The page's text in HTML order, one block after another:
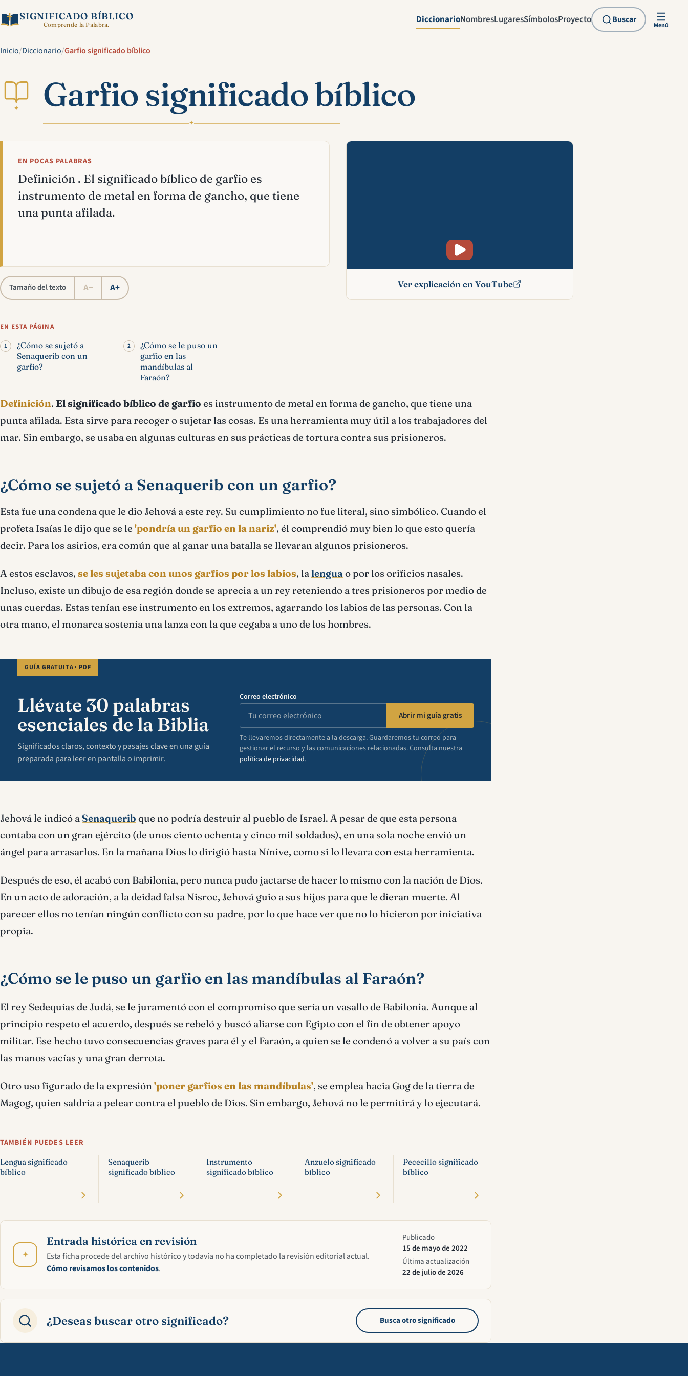
SIGNIFICADO BÍBLICO
Comprende la Palabra. DiccionarioNombresLugaresSímbolosProyecto Buscar
Menú
Inicio/Diccionario/Garfio significado bíblico
✦ Garfio significado bíblico
✦
EN POCAS PALABRAS
Definición . El significado bíblico de garfio es
instrumento de metal en forma de gancho, que tiene
una punta afilada.
Tamaño del texto A− A+
Mira esta explicación en vídeo
Ver explicación en YouTube
EN ESTA PÁGINA
¿Cómo se sujetó a
Senaquerib con un
garfio?
¿Cómo se le puso un
garfio en las
mandíbulas al
Faraón?
Definición. El significado bíblico de garfio es instrumento de metal en forma de gancho, que tiene una
punta afilada. Esta sirve para recoger o sujetar las cosas. Es una herramienta muy útil a los trabajadores del
mar. Sin embargo, se usaba en algunas culturas en sus prácticas de tortura contra sus prisioneros.
¿Cómo se sujetó a Senaquerib con un garfio?
Esta fue una condena que le dio Jehová a este rey. Su cumplimiento no fue literal, sino simbólico. Cuando el
profeta Isaías le dijo que se le 'pondría un garfio en la nariz', él comprendió muy bien lo que esto quería
decir. Para los asirios, era común que al ganar una batalla se llevaran algunos prisioneros.
A estos esclavos, se les sujetaba con unos garfios por los labios, lalenguao por los orificios nasales.
Incluso, existe un dibujo de esa región donde se aprecia a un rey reteniendo a tres prisioneros por medio de
unas cuerdas. Estas tenían ese instrumento en los extremos, agarrando los labios de las personas. Con la
otra mano, el monarca sostenía una lanza con la que cegaba a uno de los hombres.
GUÍA GRATUITA · PDF
Llévate 30 palabras
esenciales de la Biblia
Significados claros, contexto y pasajes clave en una guía
preparada para leer en pantalla o imprimir.
Correo electrónico
Abrir mi guía gratis
Te llevaremos directamente a la descarga. Guardaremos tu correo para
gestionar el recurso y las comunicaciones relacionadas. Consulta nuestra
política de privacidad.
Jehová le indicó a Senaquerib que no podría destruir al pueblo de Israel. A pesar de que esta persona
contaba con un gran ejército (de unos ciento ochenta y cinco mil soldados), en una sola noche envió un
ángel para arrasarlos. En la mañana Dios lo dirigió hasta Nínive, como si lo llevara con esta herramienta.
Después de eso, él acabó con Babilonia, pero nunca pudo jactarse de hacer lo mismo con la nación de Dios.
En un acto de adoración, a la deidad falsa Nisroc, Jehová guio a sus hijos para que le dieran muerte. Al
parecer ellos no tenían ningún conflicto con su padre, por lo que hace ver que no lo hicieron por iniciativa
propia.
¿Cómo se le puso un garfio en las mandíbulas al Faraón?
El rey Sedequías de Judá, se le juramentó con el compromiso que sería un vasallo de Babilonia. Aunque al
principio respeto el acuerdo, después se rebeló y buscó aliarse con Egipto con el fin de obtener apoyo
militar. Ese hecho tuvo consecuencias graves para él y el Faraón, a quien se le condenó a volver a su país con
las manos vacías y una gran derrota.
Otro uso figurado de la expresión 'poner garfios en las mandíbulas', se emplea hacia Gog de la tierra de
Magog, quien saldría a pelear contra el pueblo de Dios. Sin embargo, Jehová no le permitirá y lo ejecutará.
TAMBIÉN PUEDES LEER
Lengua significado
bíblico
Senaquerib
significado bíblico
Instrumento
significado bíblico
Anzuelo significado
bíblico
Pececillo significado
bíblico
✦
Entrada histórica en revisión
Esta ficha procede del archivo histórico y todavía no ha completado la revisión editorial actual.
Cómo revisamos los contenidos.
Publicado
15 de mayo de 2022
Última actualización
22 de julio de 2026
¿Deseas buscar otro significado? Busca otro significado